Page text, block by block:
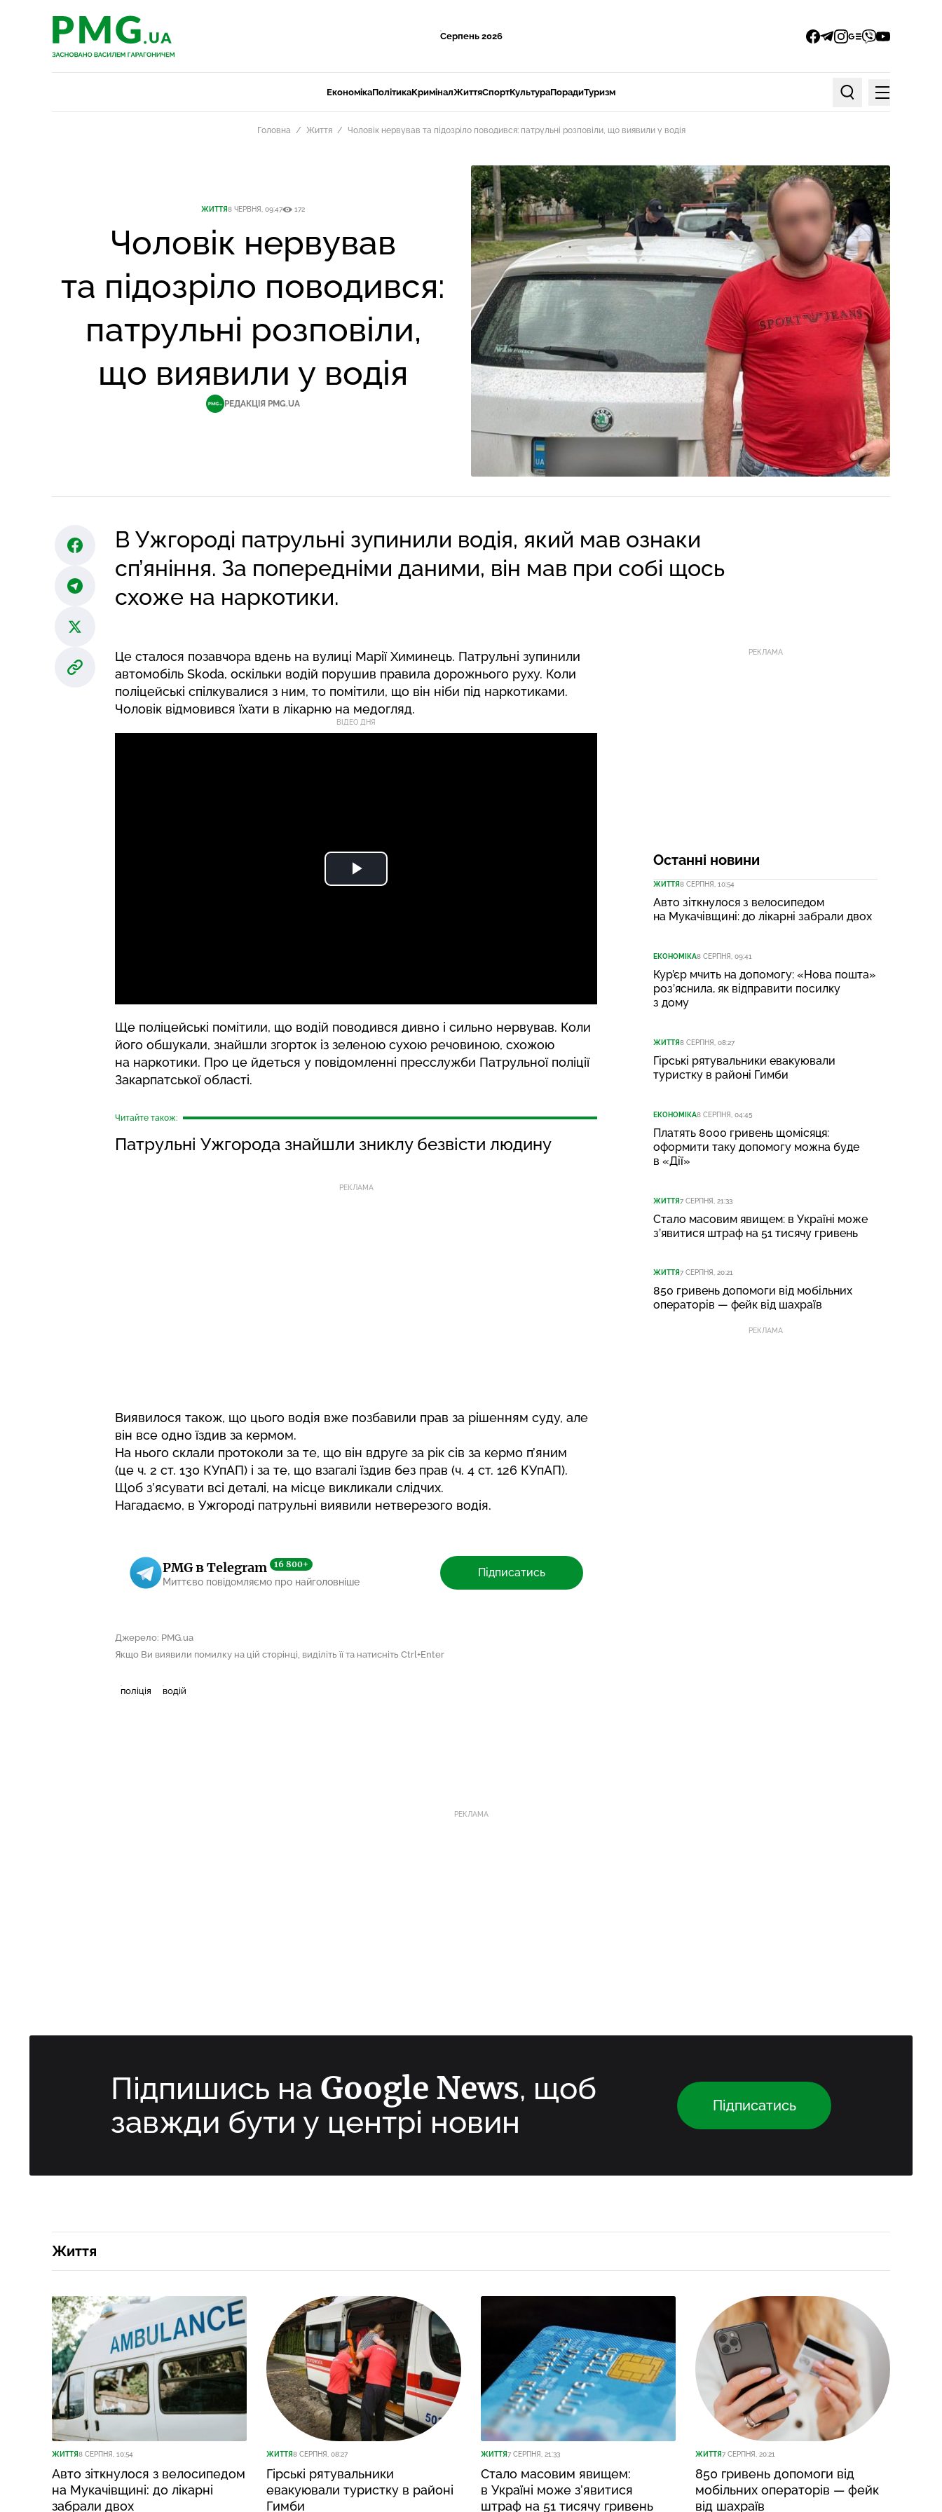
PMG.ua
Серпень 2026
facebook
telegram
instagram
google_news
viberyoutube
PMG.ua
ЕкономікаПолітикаКриміналЖиттяСпортКультураПорадиТуризм
Пошук по статтях
Меню
Головна Життя Чоловік нервував та підозріло поводився: патрульні розповіли, що виявили у водія
ЖИТТЯ8 ЧЕРВНЯ, 09:47 172
Чоловік нервував
та підозріло поводився:
патрульні розповіли,
що виявили у водія
РЕДАКЦІЯ PMG.UA
В Ужгороді патрульні зупинили водія, який мав ознаки
сп’яніння. За попередніми даними, він мав при собі щось
схоже на наркотики.
Це сталося позавчора вдень на вулиці Марії Химинець. Патрульні зупинили
автомобіль Skoda, оскільки водій порушив правила дорожнього руху. Коли
поліцейські спілкувалися з ним, то помітили, що він ніби під наркотиками.
Чоловік відмовився їхати в лікарню на медогляд.
ВІДЕО ДНЯ
Ще поліцейські помітили, що водій поводився дивно і сильно нервував. Коли
його обшукали, знайшли згорток із зеленою сухою речовиною, схожою
на наркотики. Про це йдеться у повідомленні пресслужби Патрульної поліції
Закарпатської області.
Читайте також:
Патрульні Ужгорода знайшли зниклу безвісти людину
РЕКЛАМА
Виявилося також, що цього водія вже позбавили прав за рішенням суду, але
він все одно їздив за кермом.
На нього склали протоколи за те, що він вдруге за рік сів за кермо п’яним
(це ч. 2 ст. 130 КУпАП) і за те, що взагалі їздив без прав (ч. 4 ст. 126 КУпАП).
Щоб з’ясувати всі деталі, на місце викликали слідчих.
Нагадаємо, в Ужгороді патрульні виявили нетверезого водія.
PMG в Telegram 16 800+
Миттєво повідомляємо про найголовніше
Підписатись
Джерело: PMG.ua
Якщо Ви виявили помилку на цій сторінці, виділіть її та натисніть Ctrl+Enter
поліція водій
РЕКЛАМА
Останні новини
ЖИТТЯ8 СЕРПНЯ, 10:54
Авто зіткнулося з велосипедом
на Мукачівщині: до лікарні забрали двох
ЕКОНОМІКА8 СЕРПНЯ, 09:41
Кур’єр мчить на допомогу: «Нова пошта»
роз’яснила, як відправити посилку
з дому
ЖИТТЯ8 СЕРПНЯ, 08:27
Гірські рятувальники евакуювали
туристку в районі Гимби
ЕКОНОМІКА8 СЕРПНЯ, 04:45
Платять 8000 гривень щомісяця:
оформити таку допомогу можна буде
в «Дії»
ЖИТТЯ7 СЕРПНЯ, 21:33
Стало масовим явищем: в Україні може
з’явитися штраф на 51 тисячу гривень
ЖИТТЯ7 СЕРПНЯ, 20:21
850 гривень допомоги від мобільних
операторів — фейк від шахраїв
РЕКЛАМА
РЕКЛАМА
Підпишись на Google News, щоб
завжди бути у центрі новин
Підписатись
Життя
ЖИТТЯ8 СЕРПНЯ, 10:54
Авто зіткнулося з велосипедом
на Мукачівщині: до лікарні
забрали двох
ЖИТТЯ8 СЕРПНЯ, 08:27
Гірські рятувальники
евакуювали туристку в районі
Гимби
ЖИТТЯ7 СЕРПНЯ, 21:33
Стало масовим явищем:
в Україні може з’явитися
штраф на 51 тисячу гривень
ЖИТТЯ7 СЕРПНЯ, 20:21
850 гривень допомоги від
мобільних операторів — фейк
від шахраїв